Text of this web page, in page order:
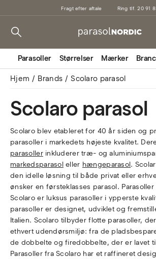
Fragt efter aftale Ring tlf. 20 91
Parasoller Størrelser Mærker
Hjem Brands Scolaro parasol
Scolaro parasol
Scolaro blev etableret for 40 år siden og
parasoller i markedets højeste kvalitet.
parasollerinkluderer træ- og
markedsparasoleller hængeparasol.
den idelle løsning til både privat eller
ønsker en førsteklasses parasol.
Scolaro er luksus parasoller i ypperste
parasoller er designet, udviklet og
Italien. Scolaro tilbyder flotte parasoller,
ethvert udendørsmiljø: fra de
de dobbelte og firedobbelte, der er lavet
Parasoller fra Scolaro har et raffineret